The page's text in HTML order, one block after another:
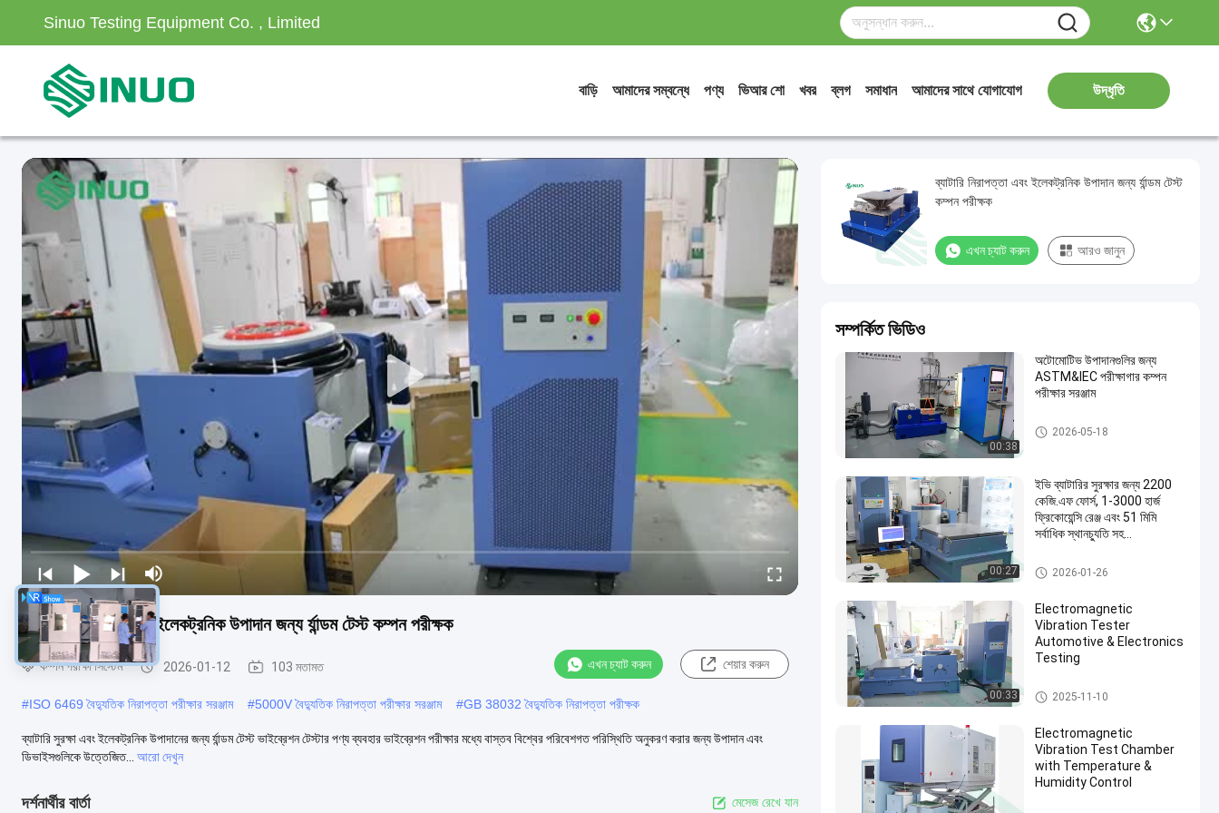
Sinuo Testing Equipment Co. , Limited
বাড়ি আমাদের সম্বন্ধে পণ্য ভিআর শো খবর ব্লগ সমাধান আমাদের সাথে যোগাযোগ উদ্ধৃতি
ব্যাটারি নিরাপত্তা এবং ইলেকট্রনিক উপাদান জন্য র্যান্ডম টেস্ট কম্পন পরীক্ষক
কম্পন পরীক্ষা সিস্টেম 2026-01-12 103 মতামত এখন চ্যাট করুন শেয়ার করুন
#ISO 6469 বৈদ্যুতিক নিরাপত্তা পরীক্ষার সরঞ্জাম #5000V বৈদ্যুতিক নিরাপত্তা পরীক্ষার সরঞ্জাম #GB 38032 বৈদ্যুতিক নিরাপত্তা পরীক্ষক
ব্যাটারি সুরক্ষা এবং ইলেকট্রনিক উপাদানের জন্য র্যান্ডম টেস্ট ভাইব্রেশন টেস্টার পণ্য ব্যবহার ভাইব্রেশন পরীক্ষার মধ্যে বাস্তব বিশ্বের পরিবেশগত পরিস্থিতি অনুকরণ করার জন্য উপাদান এবং
ডিভাইসগুলিকে উত্তেজিত...
আরো দেখুন
দর্শনার্থীর বার্তা মেসেজ রেখে যান
ব্যাটারি নিরাপত্তা এবং ইলেকট্রনিক উপাদান জন্য র্যান্ডম টেস্ট
কম্পন পরীক্ষক
এখন চ্যাট করুন আরও জানুন
সম্পর্কিত ভিডিও
00:38
অটোমোটিভ উপাদানগুলির জন্য
ASTM&IEC পরীক্ষাগার কম্পন
পরীক্ষার সরঞ্জাম
কম্পন পরীক্ষা সিস্টেম
2026-05-18
00:27
ইভি ব্যাটারির সুরক্ষার জন্য 2200
কেজি.এফ ফোর্স, 1-3000 হার্জ
ফ্রিকোয়েন্সি রেঞ্জ এবং 51 মিমি
সর্বাধিক স্থানচ্যুতি সহ
মেশিন
বৈদ্যুতিক যানবাহন পরীক্ষার সরঞ্জাম
2026-01-26
00:33
Electromagnetic
Vibration Tester
Automotive & Electronics
Testing
বৈদ্যুতিক যানবাহন পরীক্ষার সরঞ্জাম
2025-11-10
Electromagnetic
Vibration Test Chamber
with Temperature &
Humidity Control